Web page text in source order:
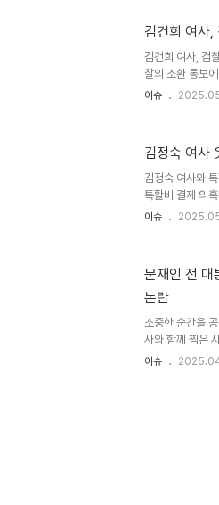
니다. 재판부는
물죄와 같이 주
도 신청 목적..
김건희 여사,
김건희 여사, 검
찰의 소환 통보
영향을 미칠 우
기 대선이 임박
두 연기된 점을
이슈
김정숙 여사
김정숙 여사와
특활비 결제 의
령기록관에 대한
판결을 내렸으
기록관의 압수수
으며, 이는 김정
이슈
문재인 전 대
논란
소중한 순간을
사와 함께 찍은
7주년 기념식에
관련된 뇌물수
이미 답변을 작
이슈